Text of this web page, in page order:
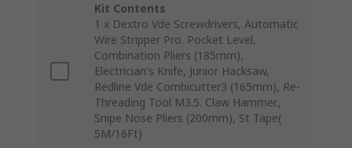
Kit Contents
1 x Dextro Vde Screwdrivers, Automatic
Wire Stripper Pro. Pocket Level,
Combination Pliers (185mm),
Electrician's Knife, Junior Hacksaw,
Redline Vde Combicutter3 (165mm), Re-
Threading Tool M3.5. Claw Hammer.,
Snipe Nose Pliers (200mm), St Tape(
5M/16Ft)